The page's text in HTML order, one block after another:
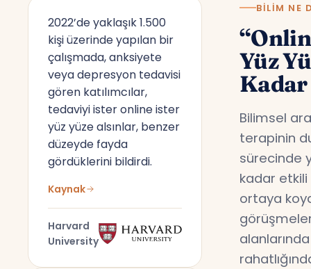
2022’de yaklaşık 1.500
kişi üzerinde yapılan bir
çalışmada, anksiyete
veya depresyon tedavisi
gören katılımcılar,
tedaviyi ister online ister
yüz yüze alsınlar, benzer
düzeyde fayda
gördüklerini bildirdi.
Kaynak
Harvard
University
BILIM NE
Yüz
Bilimsel
terapinin
sürecinde
kadar
ortaya